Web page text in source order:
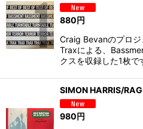
880円
Craig Bevanのプロ
Traxによる、
クスを収録した1枚
SIMON HARRIS/
980円